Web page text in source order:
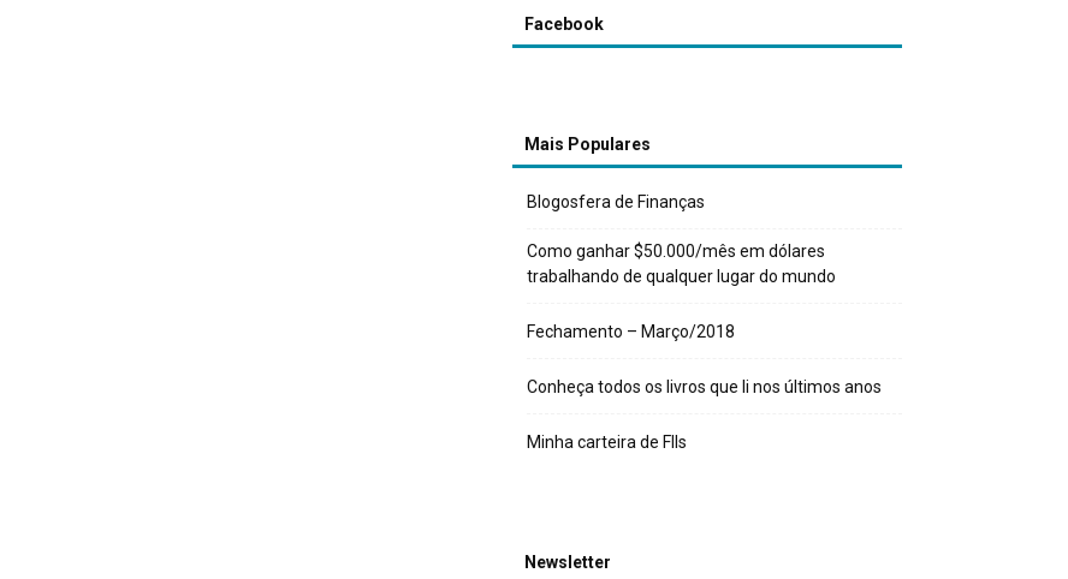
Facebook
Mais Populares
Blogosfera de Finanças
Como ganhar $50.000/mês em dólares
trabalhando de qualquer lugar do mundo
Fechamento – Março/2018
Conheça todos os livros que li nos últimos anos
Minha carteira de FIIs
Newsletter